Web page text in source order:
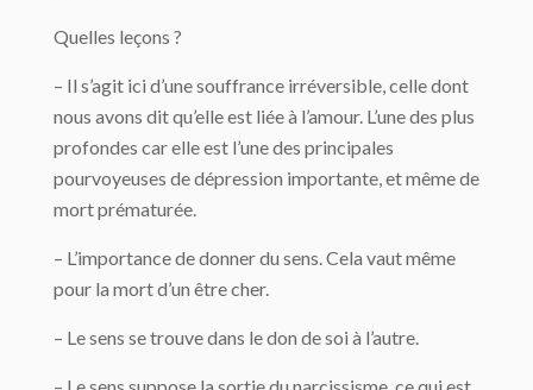
Quelles leçons ?
– Il s’agit ici d’une souffrance irréversible, celle dont
nous avons dit qu’elle est liée à l’amour. L’une des plus
profondes car elle est l’une des principales
pourvoyeuses de dépression importante, et même de
mort prématurée.
– L’importance de donner du sens. Cela vaut même
pour la mort d’un être cher.
– Le sens se trouve dans le don de soi à l’autre.